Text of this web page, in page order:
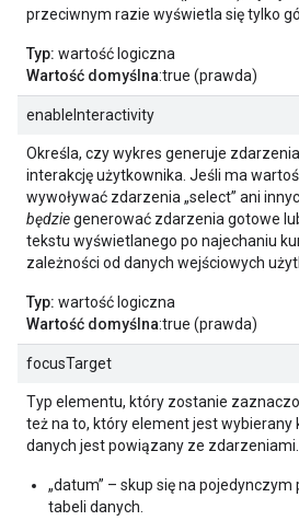
przeciwnym razie wyświetla się tylko
Typ: wartość logiczna
Wartość domyślna:true (prawda)
enableInteractivity
Określa, czy wykres generuje
interakcję użytkownika. Jeśli ma
wywoływać zdarzenia „select” ani
będziegenerować zdarzenia gotowe
tekstu wyświetlanego po najechaniu
zależności od danych wejściowych
Typ: wartość logiczna
Wartość domyślna:true (prawda)
focusTarget
Typ elementu, który zostanie
też na to, który element jest
danych jest powiązany ze
„datum” – skup się na
tabeli danych.